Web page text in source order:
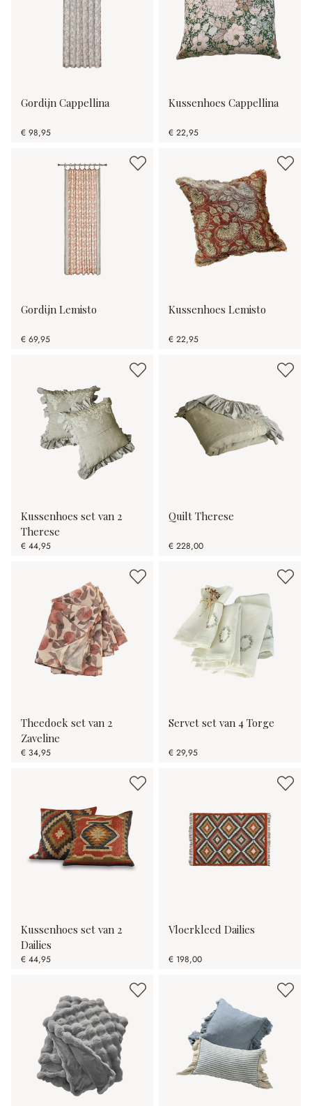
Gordijn Cappellina
€ 98,95
Kussenhoes Cappellina
€ 22,95
Gordijn Lemisto
€ 69,95
Kussenhoes Lemisto
€ 22,95
Kussenhoes set van 2
Therese
€ 44,95
Quilt Therese
€ 228,00
Theedoek set van 2
Zaveline
€ 34,95
Servet set van 4 Torge
€ 29,95
Kussenhoes set van 2
Dailies
€ 44,95
Vloerkleed Dailies
€ 198,00